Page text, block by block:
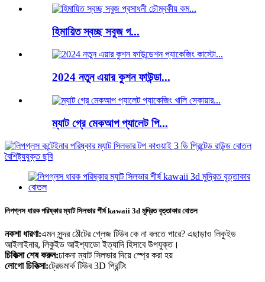
হিমায়িত স্বচ্ছ সবুজ গ...
2024 নতুন এয়ার কুশন ফাউন্ডা...
ম্যাট গ্রে মেকআপ প্যালেট পি...
লিপগ্লস ধারক পরিষ্কার ম্যাট সিলভার শীর্ষ kawaii 3d মুদ্রিত বৃত্তাকার বোতল
নকশা ধারণা:এমন সুন্দর ঠোঁটের গ্লেজ টিউব কে না বলতে পারে? এছাড়াও লিকুইড
আইলাইনার, লিকুইড আইশ্যাডো ইত্যাদি হিসাবে উপযুক্ত।
চিকিত্সা শেষ করুন:ঢাকনা ম্যাট সিলভার দিয়ে স্প্রে করা হয়
লোগো চিকিত্সা:ট্রেডমার্ক টিউব 3D প্রিন্টিং